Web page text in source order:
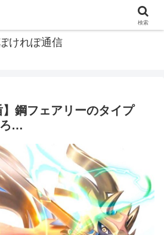
けれぽ通信
】鋼フェアリーのタイプ
ろ…
検索